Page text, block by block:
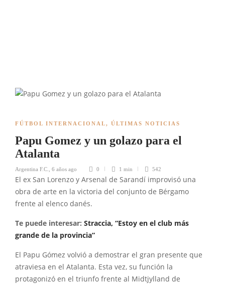
FÚTBOL INTERNACIONAL, ÚLTIMAS NOTICIAS
Papu Gomez y un golazo para el
Atalanta
Argentina F.C. 6 años ago 0 1 min 542
El ex San Lorenzo y Arsenal de Sarandí improvisó una
obra de arte en la victoria del conjunto de Bérgamo
frente al elenco danés.
Te puede interesar: Straccia, “Estoy en el club más
grande de la provincia”
El Papu Gómez volvió a demostrar el gran presente que
atraviesa en el Atalanta. Esta vez, su función la
protagonizó en el triunfo frente al Midtjylland de